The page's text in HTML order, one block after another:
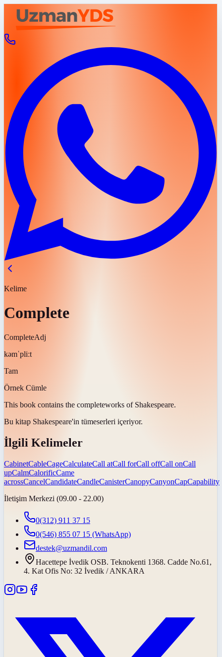
Kelime
Complete
CompleteAdj
kəmˈpliːt
Tam
Örnek Cümle
This book contains the completeworks of Shakespeare.
Bu kitap Shakespeare'in tümeserleri içeriyor.
İlgili Kelimeler
CabinetCableCageCalculateCall atCall forCall offCall onCall
upCalmCalorificCame
acrossCancelCandidateCandleCanisterCanopyCanyonCapCapability
İletişim Merkezi (09.00 - 22.00)
0(312) 911 37 15
0(546) 855 07 15 (WhatsApp)
destek@uzmandil.com
Hacettepe İvedik OSB. Teknokenti 1368. Cadde No.61,
4. Kat Ofis No: 32 İvedik / ANKARA